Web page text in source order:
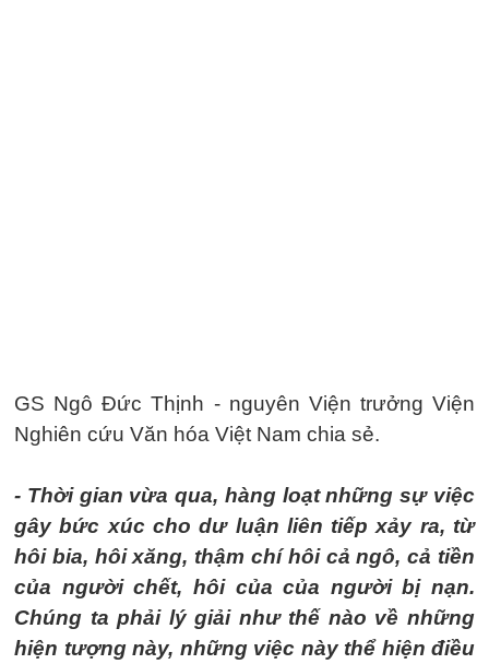
GS Ngô Đức Thịnh - nguyên Viện trưởng Viện
Nghiên cứu Văn hóa Việt Nam chia sẻ.
- Thời gian vừa qua, hàng loạt những sự việc
gây bức xúc cho dư luận liên tiếp xảy ra, từ
hôi bia, hôi xăng, thậm chí hôi cả ngô, cả tiền
của người chết, hôi của của người bị nạn.
Chúng ta phải lý giải như thế nào về những
hiện tượng này, những việc này thể hiện điều